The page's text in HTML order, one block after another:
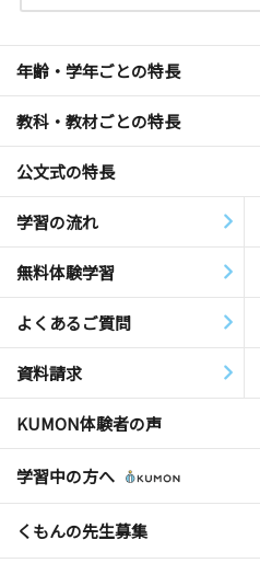
年齢・学年ごとの特長
教科・教材ごとの特長
公文式の特長
学習の流れ
無料体験学習
よくあるご質問
資料請求
KUMON体験者の声
学習中の方へ
くもんの先生募集